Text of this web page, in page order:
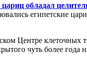
обладал
египетские
Центре клеточных
чуть более года